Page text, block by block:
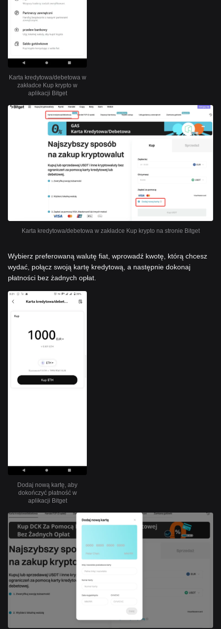
Karta kredytowa/debetowa w
zakładce Kup krypto w
aplikacji Bitget
Karta kredytowa/debetowa w zakładce Kup krypto na stronie Bitget
Wybierz preferowaną walutę fiat, wprowadź kwotę, którą chcesz
wydać, połącz swoją kartę kredytową, a następnie dokonaj
płatności bez żadnych opłat.
Dodaj nową kartę, aby
dokończyć płatność w
aplikacji Bitget